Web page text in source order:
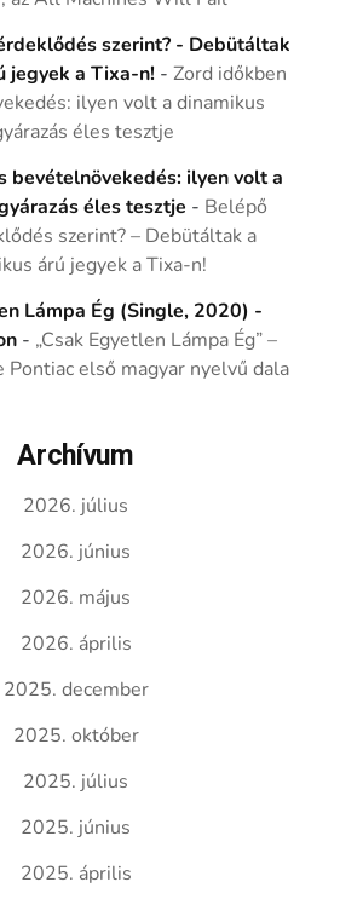
szerint? - Debütáltak
jegyek a Tixa-n! -Zord időkben
ilyen volt a dinamikus
éles tesztje
bevételnövekedés: ilyen volt a
éles tesztje - Belépő
szerint? – Debütáltak a
árú jegyek a Tixa-n!
Lámpa Ég (Single, 2020) -
- „Csak Egyetlen Lámpa Ég” –
Pontiac első magyar nyelvű dala
Archívum
2026. július
2026. június
2026. május
2026. április
2025. december
2025. október
2025. július
2025. június
2025. április